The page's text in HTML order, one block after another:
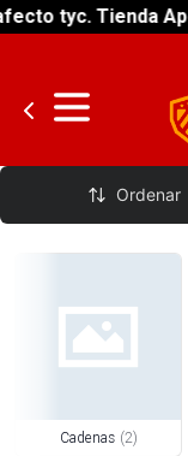
tyc. Tienda
Cadenas BMX
Ordenar
Cadenas (2)